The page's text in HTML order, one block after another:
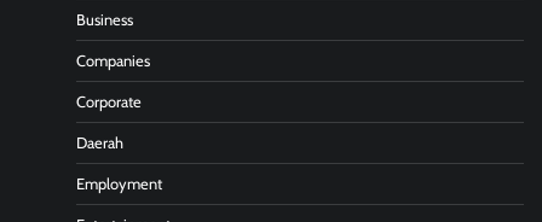
Business
Companies
Corporate
Daerah
Employment